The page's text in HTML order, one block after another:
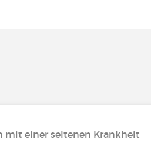
mit einer seltenen Krankheit